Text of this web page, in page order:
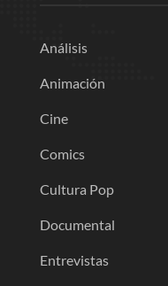
Análisis
Animación
Cine
Comics
Cultura Pop
Documental
Entrevistas